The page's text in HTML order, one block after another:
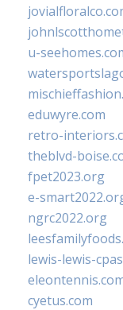
u-
eduwyre.com
retro-
theblvd-
fpet2023.org
e-
ngrc2022.org
lewis-lewis-
cyetus.com